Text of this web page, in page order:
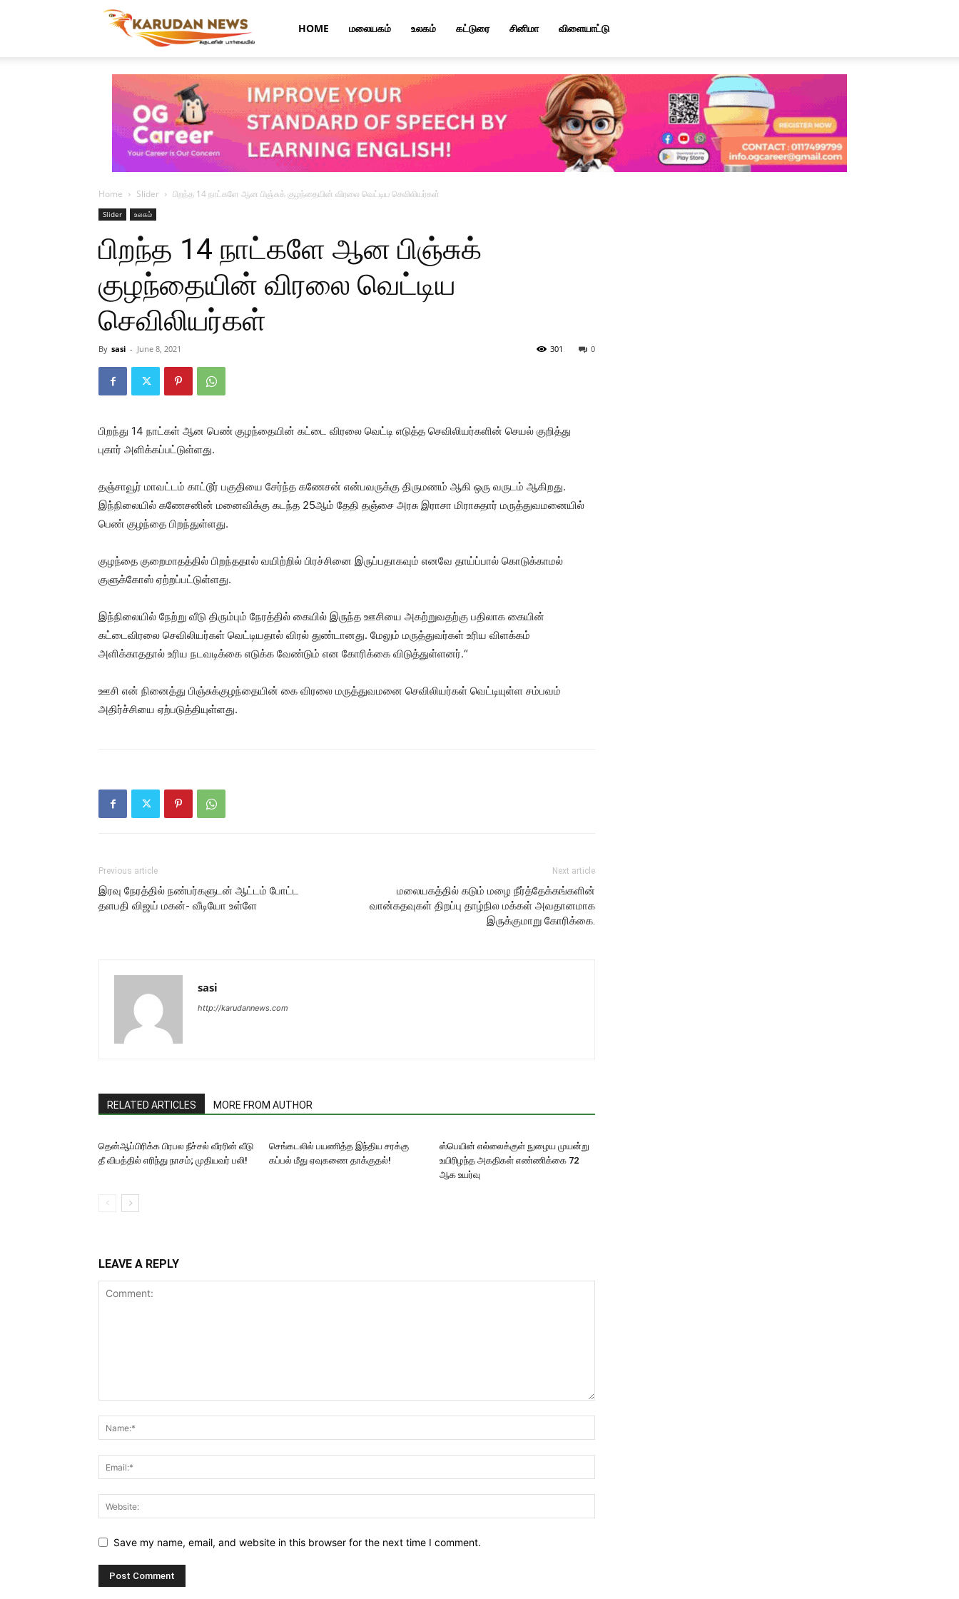
Karudan
News
HOME மலையகம் உலகம் கட்டுரை சினிமா விளையாட்டு
Home Slider பிறந்த 14 நாட்களே ஆன பிஞ்சுக் குழந்தையின் விரலை வெட்டிய செவிலியர்கள்
Slider உலகம்
பிறந்த 14 நாட்களே ஆன பிஞ்சுக்
குழந்தையின் விரலை வெட்டிய
செவிலியர்கள்
By sasi - June 8, 2021 0
301
பிறந்து 14 நாட்கள் ஆன பெண் குழந்தையின் கட்டை விரலை வெட்டி எடுத்த செவிலியர்களின் செயல் குறித்து
புகார் அளிக்கப்பட்டுள்ளது.
தஞ்சாவூர் மாவட்டம் காட்டூர் பகுதியை சேர்ந்த கணேசன் என்பவருக்கு திருமணம் ஆகி ஒரு வருடம் ஆகிறது.
இந்நிலையில் கணேசனின் மனைவிக்கு கடந்த 25ஆம் தேதி தஞ்சை அரசு இராசா மிராசுதார் மருத்துவமனையில்
பெண் குழந்தை பிறந்துள்ளது.
குழந்தை குறைமாதத்தில் பிறந்ததால் வயிற்றில் பிரச்சினை இருப்பதாகவும் எனவே தாய்ப்பால் கொடுக்காமல்
குளுக்கோஸ் ஏற்றப்பட்டுள்ளது.
இந்நிலையில் நேற்று வீடு திரும்பும் நேரத்தில் கையில் இருந்த ஊசியை அகற்றுவதற்கு பதிலாக கையின்
கட்டைவிரலை செவிலியர்கள் வெட்டியதால் விரல் துண்டானது. மேலும் மருத்துவர்கள் உரிய விளக்கம்
அளிக்காததால் உரிய நடவடிக்கை எடுக்க வேண்டும் என கோரிக்கை விடுத்துள்ளனர்.“
ஊசி என் நினைத்து பிஞ்சுக்குழந்தையின் கை விரலை மருத்துவமனை செவிலியர்கள் வெட்டியுள்ள சம்பவம்
அதிர்ச்சியை ஏற்படுத்தியுள்ளது.
Previous article
இரவு நேரத்தில் நண்பர்களுடன் ஆட்டம் போட்ட
தளபதி விஜய் மகன்- வீடியோ உள்ளே
Next article
மலையகத்தில் கடும் மழை நீர்த்தேக்கங்களின்
வான்கதவுகள் திறப்பு தாழ்நில மக்கள் அவதானமாக
இருக்குமாறு கோரிக்கை.
sasi
http://karudannews.com
RELATED ARTICLES MORE FROM AUTHOR
தென்ஆப்பிரிக்க பிரபல நீச்சல் வீரரின் வீடு
தீ விபத்தில் எரிந்து நாசம்; முதியவர் பலி!
செங்கடலில் பயணித்த இந்திய சரக்கு
கப்பல் மீது ஏவுகணை தாக்குதல்!
ஸ்பெயின் எல்லைக்குள் நுழைய முயன்று
உயிரிழந்த அகதிகள் எண்ணிக்கை 72
ஆக உயர்வு
LEAVE A REPLY
Save my name, email, and website in this browser for the next time I comment.